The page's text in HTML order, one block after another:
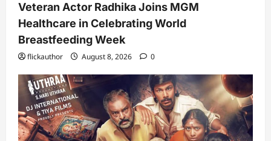
Veteran Actor Radhika Joins MGM
Healthcare in Celebrating World
Breastfeeding Week
flickauthor August 8, 2026 0